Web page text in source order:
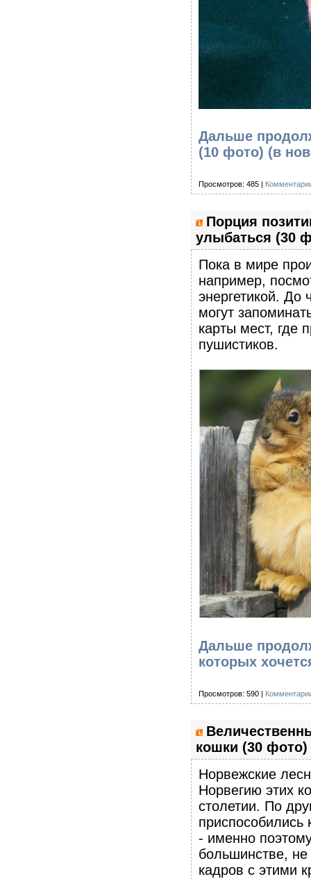
Дальше
(10 фото) (в
Просмотров: 485 |
Порция
улыбаться (30
Пока в мире
например,
энергетикой.
могут
карты мест, где
пушистиков.
Дальше
которых
Просмотров: 590 |
кошки (30 фото)
Норвежские
Норвегию этих
столетии. По
- именно
большинстве,
кадров с этими